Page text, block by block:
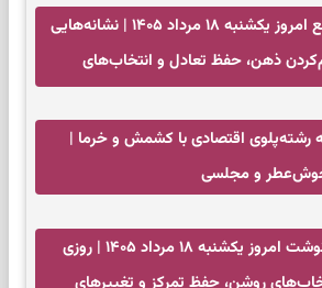
فال شمع امروز یکشنبه ۱۸ مرداد ۱۴۰۵ | نشانه‌هایی
ذهن، حفظ تعادل و انتخاب‌های
رشته‌پلوی اقتصادی با کشمش و خرما |
و مجلسی
فال سرنوشت امروز یکشنبه ۱۸ مرداد ۱۴۰۵ | روزی